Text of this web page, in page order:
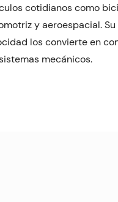
cotidianos como
y aeroespacial.
los convierte en
mecánicos.